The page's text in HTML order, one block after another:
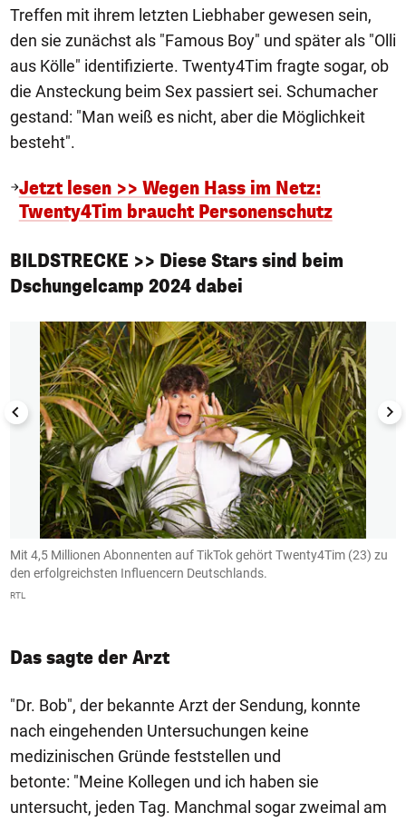
Treffen mit ihrem letzten Liebhaber gewesen sein,
den sie zunächst als "Famous Boy" und später als "Olli
aus Kölle" identifizierte. Twenty4Tim fragte sogar, ob
die Ansteckung beim Sex passiert sei. Schumacher
gestand: "Man weiß es nicht, aber die Möglichkeit
besteht".
Jetzt lesen >> Wegen Hass im Netz:
Twenty4Tim braucht Personenschutz
BILDSTRECKE >> Diese Stars sind beim
Dschungelcamp 2024 dabei
1/12
Mit 4,5 Millionen Abonnenten auf TikTok gehört Twenty4Tim (23) zu
den erfolgreichsten Influencern Deutschlands.
RTL
Das sagte der Arzt
"Dr. Bob", der bekannte Arzt der Sendung, konnte
nach eingehenden Untersuchungen keine
medizinischen Gründe feststellen und
betonte: "Meine Kollegen und ich haben sie
untersucht, jeden Tag. Manchmal sogar zweimal am